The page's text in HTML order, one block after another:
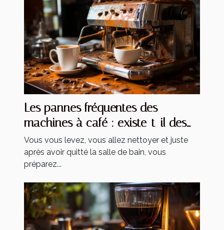
Les pannes fréquentes des
machines à café : existe-t-il des
solutions ?
Vous vous levez, vous allez nettoyer et juste
après avoir quitté la salle de bain, vous
préparez...